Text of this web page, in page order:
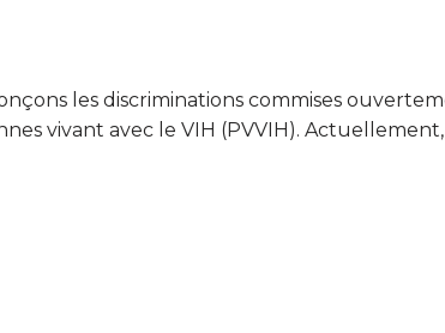
les discriminations commises
vivant avec le VIH (PVVIH).